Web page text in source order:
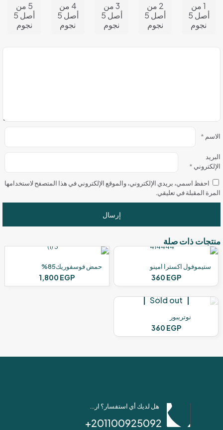
1 من
أصل 5
نجوم
2 من
أصل 5
نجوم
3 من
أصل 5
نجوم
4 من
أصل 5
نجوم
5 من
أصل 5
نجوم
الاسم *
البريد
الإلكتروني *
احفظ اسمي، بريدي الإلكتروني، والموقع الإلكتروني في هذا المتصفح لاستخدامها
المرة المقبلة في تعليقي.
منتجات ذات صلة
ستيموفول اكسترا امينو
360 EGP
حمض فوسفوريك85%
1,800 EGP
Sold out
نوتريبور
360 EGP
هل لديك أي استفسار؟ ارسل لنا عبر واتساب!
201100925092+